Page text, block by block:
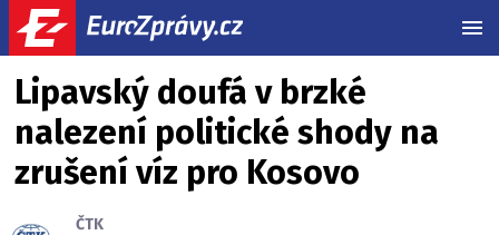
Lipavský doufá v brzké
nalezení politické shody na
zrušení víz pro Kosovo
ČTK